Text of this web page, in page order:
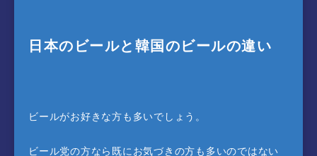
日本のビールと韓国のビールの違い
ビールがお好きな方も多いでしょう。
ビール党の方なら既にお気づきの方も多いのではない